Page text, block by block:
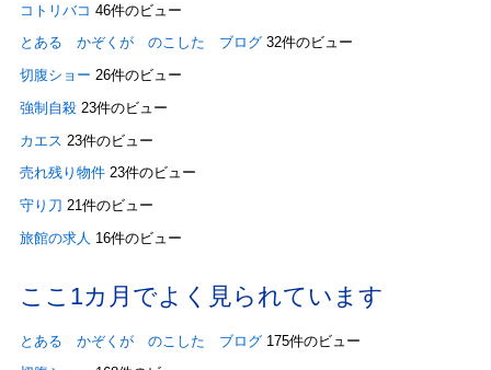
コトリバコ 46件のビュー
とある かぞくが のこした ブログ 32件のビュー
切腹ショー 26件のビュー
強制自殺 23件のビュー
カエス 23件のビュー
売れ残り物件 23件のビュー
守り刀 21件のビュー
旅館の求人 16件のビュー
ここ1カ月でよく見られています
とある かぞくが のこした ブログ 175件のビュー